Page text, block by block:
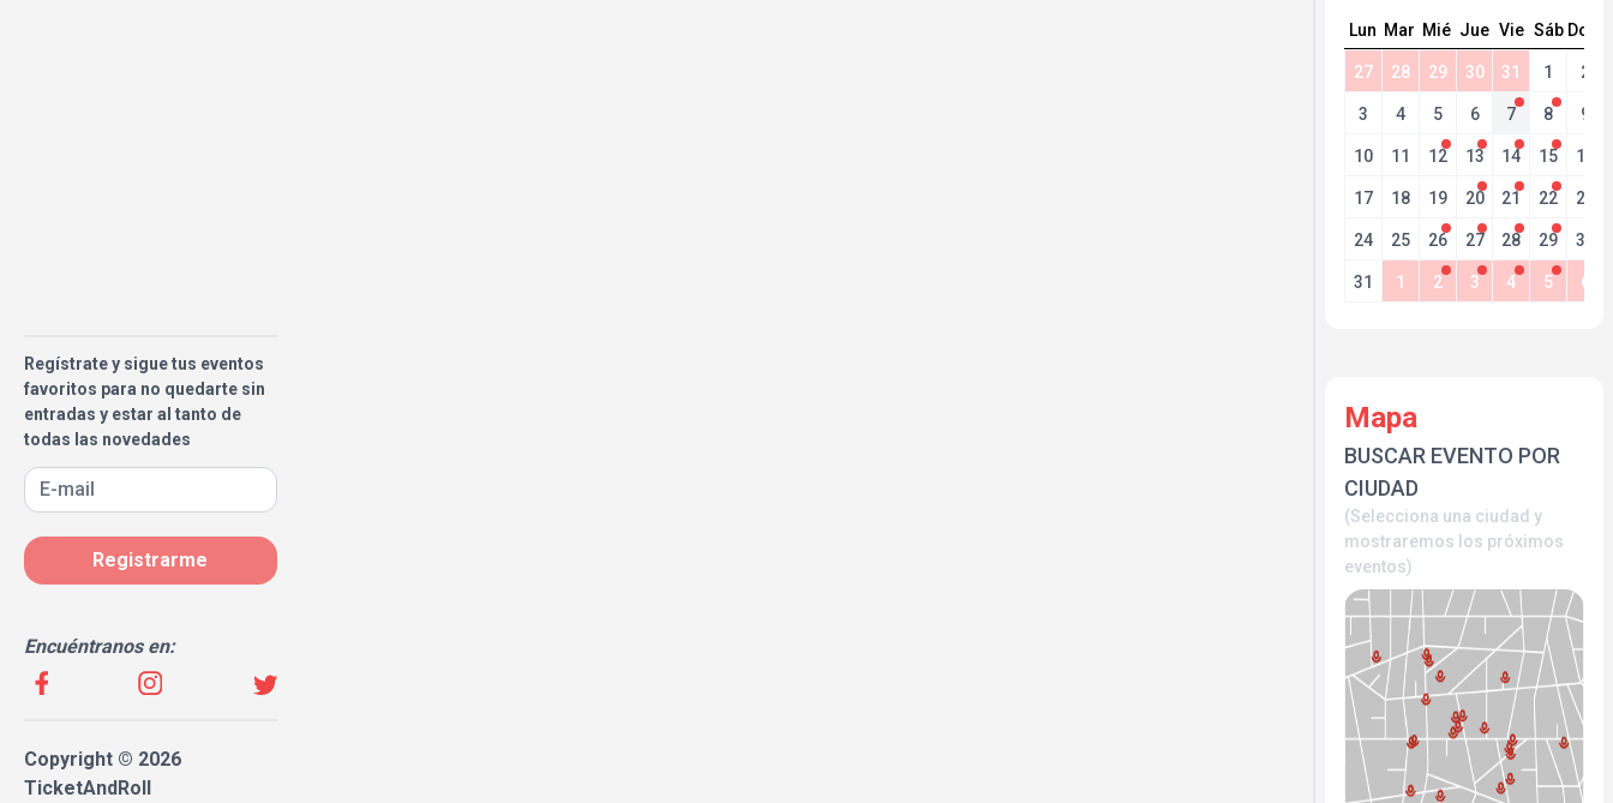
Regístrate y sigue tus eventos
favoritos para no quedarte sin
entradas y estar al tanto de
todas las novedades
Registrarme
Encuéntranos en:
Copyright © 2026
TicketAndRoll
Lun Mar Mié Jue Vie Sáb Dom
27 28 29 30 31 1 2
3 4 5 6 7 8 9
10 11 12 13 14 15 16
17 18 19 20 21 22 23
24 25 26 27 28 29 30
31 1 2 3 4 5 6
Mapa
BUSCAR EVENTO POR
CIUDAD
(Selecciona una ciudad y
mostraremos los próximos
eventos)